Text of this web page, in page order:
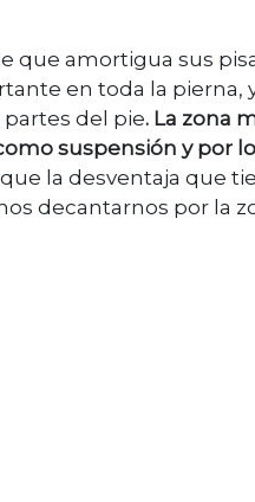
que amortigua sus
en toda la pierna,
del pie. La zona
suspensión y por
la desventaja que
decantarnos por la